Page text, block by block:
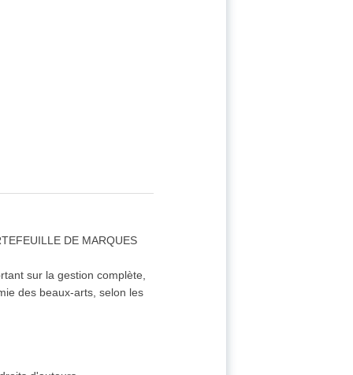
DE MARQUES
sur la gestion complète,
des beaux-arts, selon les